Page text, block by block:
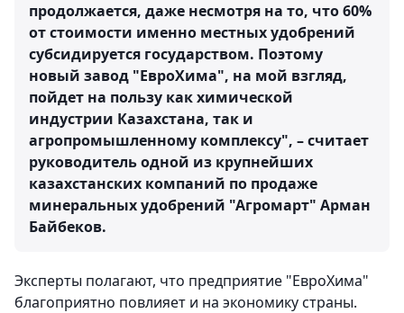
продолжается, даже несмотря на то, что 60%
от стоимости именно местных удобрений
субсидируется государством. Поэтому
новый завод "ЕвроХима", на мой взгляд,
пойдет на пользу как химической
индустрии Казахстана, так и
агропромышленному комплексу", – считает
руководитель одной из крупнейших
казахстанских компаний по продаже
минеральных удобрений "Агромарт" Арман
Байбеков.
Эксперты полагают, что предприятие "ЕвроХима"
благоприятно повлияет и на экономику страны.